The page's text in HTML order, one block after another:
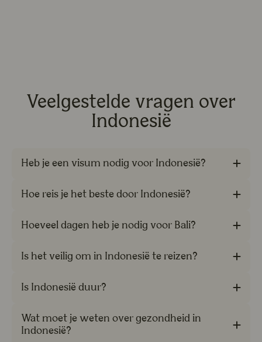
Veelgestelde vragen over
Indonesië
Heb je een visum nodig voor Indonesië?
Hoe reis je het beste door Indonesië?
Hoeveel dagen heb je nodig voor Bali?
Is het veilig om in Indonesië te reizen?
Is Indonesië duur?
Wat moet je weten over gezondheid in
Indonesië?